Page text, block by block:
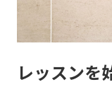
レッスンを